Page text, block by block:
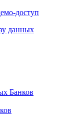
доступ
данных
Банков